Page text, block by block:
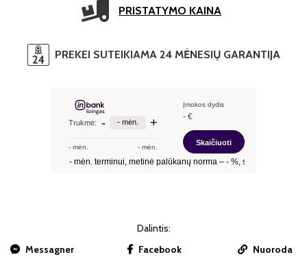
PRISTATYMO KAINA
PREKEI SUTEIKIAMA 24 MĖNESIŲ GARANTIJA
Dalintis:
Messagner
Facebook Nuoroda